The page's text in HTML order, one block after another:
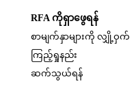
RFA ကိုရှာဖွေရန်
စာမျက်နှာများကို လျှို့ဝှက်
ကြည့်ရှုနည်း
ဆက်သွယ်ရန်